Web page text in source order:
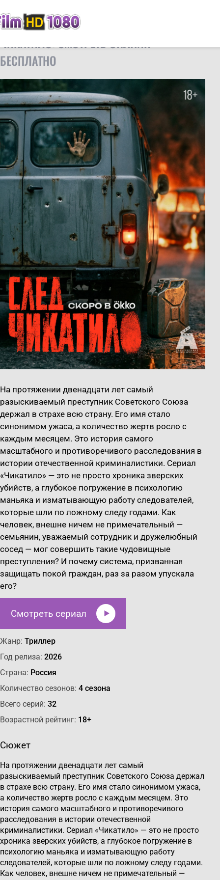
ЧИКАТИЛО: СМОТРЕТЬ ОНЛАЙН
БЕСПЛАТНО
На протяжении двенадцати лет самый
разыскиваемый преступник Советского Союза
держал в страхе всю страну. Его имя стало
синонимом ужаса, а количество жертв росло с
каждым месяцем. Это история самого
масштабного и противоречивого расследования в
истории отечественной криминалистики. Сериал
«Чикатило» — это не просто хроника зверских
убийств, а глубокое погружение в психологию
маньяка и изматывающую работу следователей,
которые шли по ложному следу годами. Как
человек, внешне ничем не примечательный —
семьянин, уважаемый сотрудник и дружелюбный
сосед — мог совершить такие чудовищные
преступления? И почему система, призванная
защищать покой граждан, раз за разом упускала
его?
Смотреть сериал
Жанр: Триллер
Год релиза: 2026
Страна: Россия
Количество сезонов: 4 сезона
Всего серий: 32
Возрастной рейтинг: 18+
Сюжет
На протяжении двенадцати лет самый
разыскиваемый преступник Советского Союза держал
в страхе всю страну. Его имя стало синонимом ужаса,
а количество жертв росло с каждым месяцем. Это
история самого масштабного и противоречивого
расследования в истории отечественной
криминалистики. Сериал «Чикатило» — это не просто
хроника зверских убийств, а глубокое погружение в
психологию маньяка и изматывающую работу
следователей, которые шли по ложному следу годами.
Как человек, внешне ничем не примечательный —